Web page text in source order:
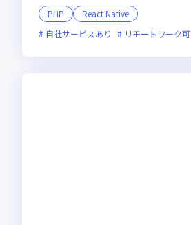
PHP
React Native
自社サービスあり
リモートワーク可